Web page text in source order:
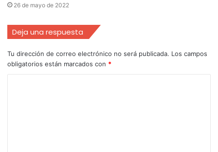
26 de mayo de 2022
Deja una respuesta
Tu dirección de correo electrónico no será publicada. Los campos
obligatorios están marcados con *